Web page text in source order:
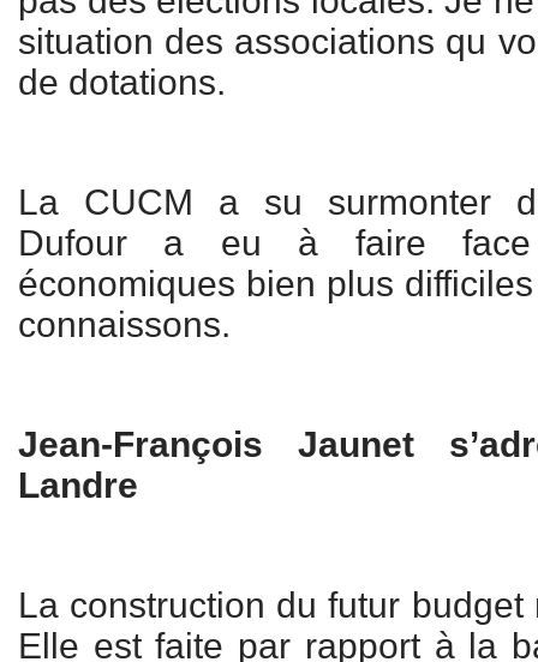
situation des associations qu
de dotations.
La CUCM a su surmonter
Dufour a eu à faire
économiques bien plus
connaissons.
Jean-François Jaunet
Landre
La construction du futur budget
Elle est faite par rapport à la